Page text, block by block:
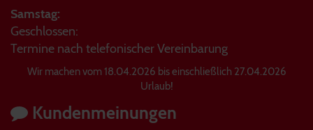
Samstag:
Geschlossen:
Termine nach telefonischer Vereinbarung
Wir machen vom 18.04.2026 bis einschließlich 27.04.2026
Urlaub!
Kundenmeinungen